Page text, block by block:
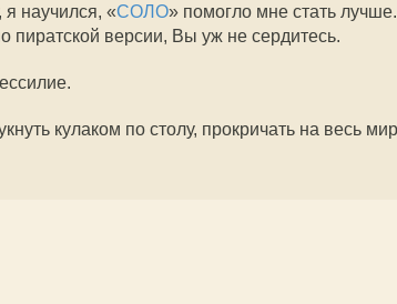
я научился, «СОЛО» помогло мне стать
пиратской версии, Вы уж не сердитесь.
кулаком по столу, прокричать на весь